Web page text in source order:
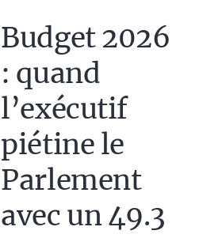
Budget 2026
: quand
l’exécutif
piétine le
Parlement
avec un 49.3